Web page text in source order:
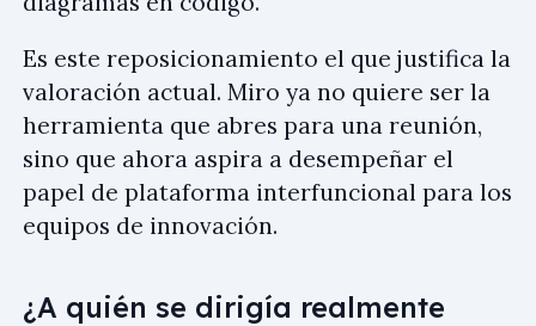
Es este reposicionamiento el que justifica la
valoración actual. Miro ya no quiere ser la
herramienta que abres para una reunión,
sino que ahora aspira a desempeñar el
papel de plataforma interfuncional para los
equipos de innovación.
¿A quién se dirigía realmente